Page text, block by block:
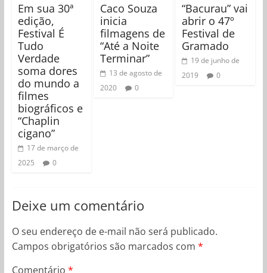
Em sua 30ª
edição,
Festival É
Tudo
Verdade
soma dores
do mundo a
filmes
biográficos e
“Chaplin
cigano”
17 de março de
2025
0
Caco Souza
inicia
filmagens de
“Até a Noite
Terminar”
13 de agosto de
2020
0
“Bacurau” vai
abrir o 47º
Festival de
Gramado
19 de junho de
2019
0
Deixe um comentário
O seu endereço de e-mail não será publicado.
Campos obrigatórios são marcados com *
Comentário *